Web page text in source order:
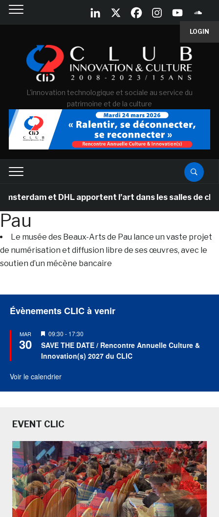
LOGIN
L'innovation technologique et sociale au service du
patrimoine et de la culture
et DHL apportent l’art dans les salles de
Pau
Le musée des Beaux-Arts de Pau lance un vaste projet
de numérisation et diffusion libre de ses œuvres, avec le
soutien d’un mécène bancaire
Évènements CLIC à venir
MAR
30
Mis
en
avant
09:30 - 17:30
SAVE THE DATE / Rencontre Annuelle Culture &
Innovation(s) 2027 du CLIC
Voir le calendrier
EVENT CLIC